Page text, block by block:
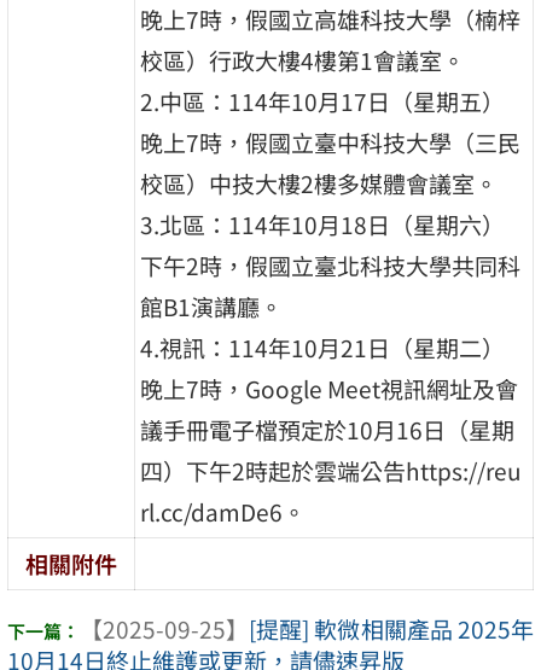
晚上7時，假國立高雄科技大學（楠梓
校區）行政大樓4樓第1會議室。
2.中區：114年10月17日（星期五）
晚上7時，假國立臺中科技大學（三民
校區）中技大樓2樓多媒體會議室。
3.北區：114年10月18日（星期六）
下午2時，假國立臺北科技大學共同科
館B1演講廳。
4.視訊：114年10月21日（星期二）
晚上7時，Google Meet視訊網址及會
議手冊電子檔預定於10月16日（星期
四）下午2時起於雲端公告https://reu
rl.cc/damDe6。
相關附件
【2025-09-25】 [提醒] 軟微相關產品 2025年
10月14日終止維護或更新，請儘速昇版